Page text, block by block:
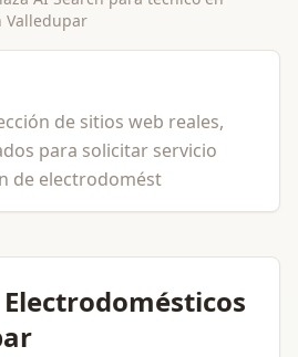
Valledupar
de sitios web reales,
para solicitar servicio
de electrodomést